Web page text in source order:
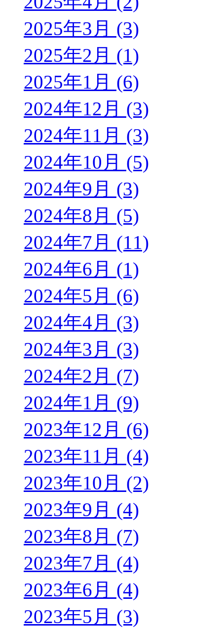
2025年3月 (3)
2025年2月 (1)
2025年1月 (6)
2024年12月 (3)
2024年11月 (3)
2024年10月 (5)
2024年9月 (3)
2024年8月 (5)
2024年7月 (11)
2024年6月 (1)
2024年5月 (6)
2024年4月 (3)
2024年3月 (3)
2024年2月 (7)
2024年1月 (9)
2023年12月 (6)
2023年11月 (4)
2023年10月 (2)
2023年9月 (4)
2023年8月 (7)
2023年7月 (4)
2023年6月 (4)
2023年5月 (3)